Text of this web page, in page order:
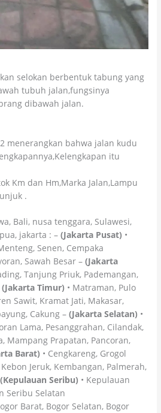
selokan berbentuk tabung yang
tubuh jalan,fungsinya
dibawah jalan.
menerangkan bahwa jalan kudu
itu
Km dan Hm,Marka Jalan,Lampu
.
Bali, nusa tenggara, Sulawesi,
jakarta : –(Jakarta Pusat) •
Senen, Cempaka
Sawah Besar –(Jakarta
Tanjung Priuk, Pademangan,
(Jakarta Timur) • Matraman, Pulo
Sawit, Kramat Jati, Makasar,
Cakung –(Jakarta Selatan) •
Lama, Pesanggrahan, Cilandak,
Mampang Prapatan, Pancoran,
Barat) • Cengkareng, Grogol
Jeruk, Kembangan, Palmerah,
(Kepulauan Seribu) • Kepulauan
Seribu Selatan
Barat, Bogor Selatan, Bogor